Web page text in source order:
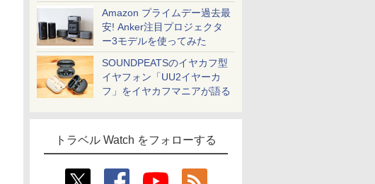
Amazon プライムデー過去最
安! Anker注目プロジェクタ
ー3モデルを使ってみた
SOUNDPEATSのイヤカフ型
イヤフォン「UU2イヤーカ
フ」をイヤカフマニアが語る
トラベル Watch をフォローする